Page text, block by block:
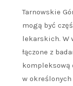
Tarnowskie
mogą być
lekarskich. W
łączone z
kompleksową
w